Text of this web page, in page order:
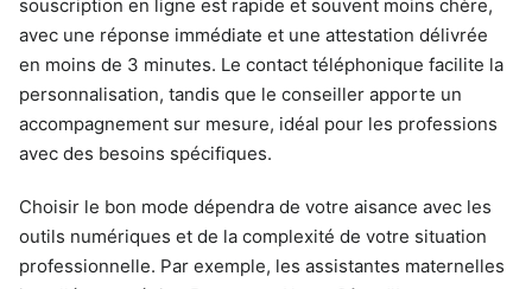
souscription en ligne est rapide et souvent moins chère,
avec une réponse immédiate et une attestation délivrée
en moins de 3 minutes. Le contact téléphonique facilite la
personnalisation, tandis que le conseiller apporte un
accompagnement sur mesure, idéal pour les professions
avec des besoins spécifiques.
Choisir le bon mode dépendra de votre aisance avec les
outils numériques et de la complexité de votre situation
professionnelle. Par exemple, les assistantes maternelles